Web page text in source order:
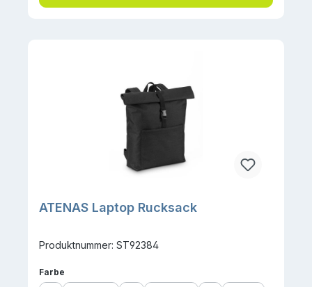
ATENAS Laptop Rucksack
Produktnummer: ST92384
Farbe